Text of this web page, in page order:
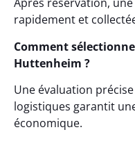
Après réservation,
rapidement et
Comment
Huttenheim ?
Une évaluation
logistiques garantit
économique.